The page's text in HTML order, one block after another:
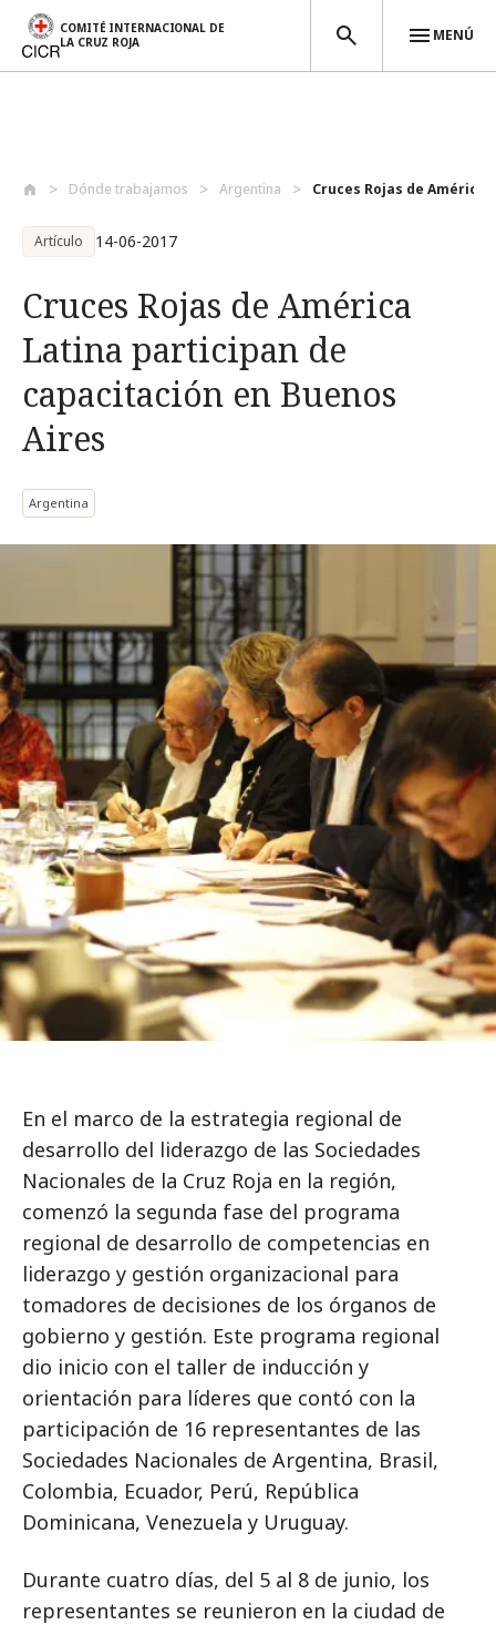
COMITÉ INTERNACIONAL DE
LA CRUZ ROJA
MENÚ
Dónde trabajamos Argentina Cruces Rojas de
Artículo 14-06-2017
Cruces Rojas de América
Latina participan de
capacitación en Buenos
Aires
Argentina
En el marco de la estrategia regional de
desarrollo del liderazgo de las Sociedades
Nacionales de la Cruz Roja en la región,
comenzó la segunda fase del programa
regional de desarrollo de competencias en
liderazgo y gestión organizacional para
tomadores de decisiones de los órganos de
gobierno y gestión. Este programa regional
dio inicio con el taller de inducción y
orientación para líderes que contó con la
participación de 16 representantes de las
Sociedades Nacionales de Argentina, Brasil,
Colombia, Ecuador, Perú, República
Dominicana, Venezuela y Uruguay.
Durante cuatro días, del 5 al 8 de junio, los
representantes se reunieron en la ciudad de